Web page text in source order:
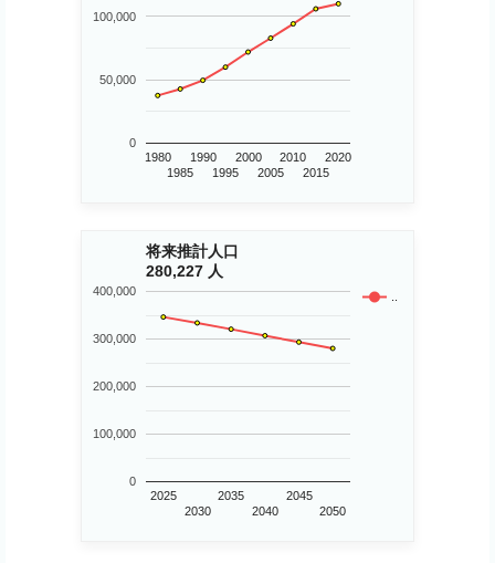
1980
1985
1990
1995
2000
2005
2010
2015
2020
0
50,000
100,000
将来推計人口
280,227 人
..
2025
2030
2035
2040
2045
2050
0
100,000
200,000
300,000
400,000